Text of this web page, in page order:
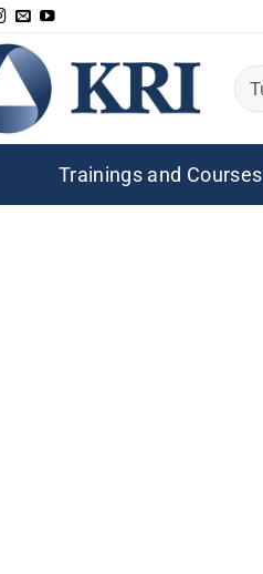
Trainings and Courses